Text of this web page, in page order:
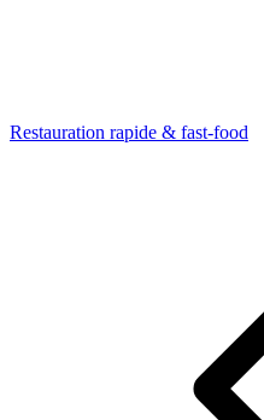
Restauration rapide & fast-food